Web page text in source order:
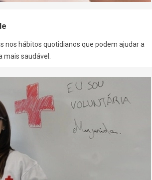
nos hábitos quotidianos que podem ajudar a
mais saudável.